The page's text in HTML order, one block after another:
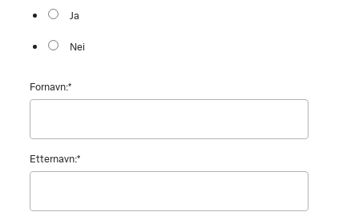
Ja
Nei
Fornavn:*
Etternavn:*